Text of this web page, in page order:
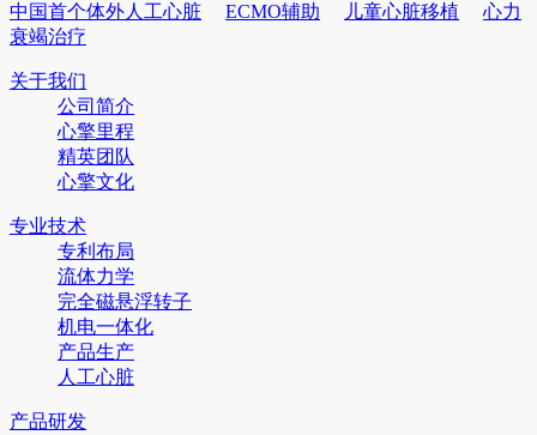
中国首个体外人工心脏
ECMO辅助 儿童心脏移植
心力
衰竭治疗
关于我们
公司简介
心擎里程
精英团队
心擎文化
专业技术
专利布局
流体力学
完全磁悬浮转子
机电一体化
产品生产
人工心脏
产品研发